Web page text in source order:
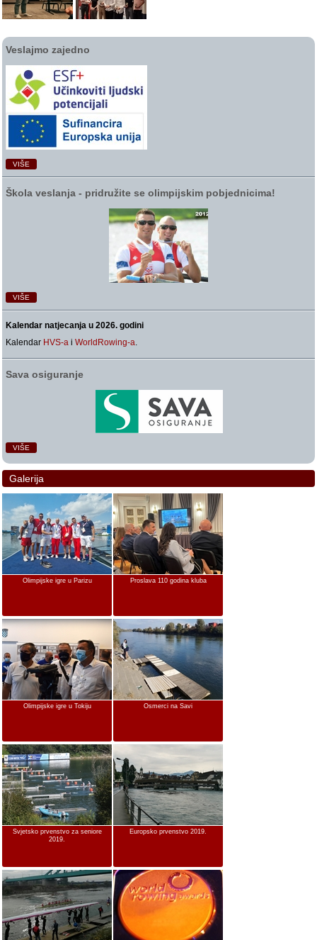
Veslajmo zajedno
VIŠE
Škola veslanja ‑ pridružite se olimpijskim pobjednicima!
VIŠE
Kalendar natjecanja u 2026. godini
Kalendar HVS-a iWorldRowing-a.
Sava osiguranje
VIŠE
Galerija
Olimpijske igre u Parizu Proslava 110 godina kluba
Olimpijske igre u Tokiju Osmerci na Savi
Svjetsko prvenstvo za seniore
2019.
Europsko prvenstvo 2019.